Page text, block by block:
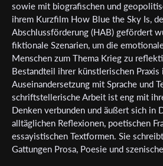
sowie mit biografischen und
ihrem Kurzfilm How Blue the Sky Is,
Abschlussförderung (HAB) gefördert
fiktionale Szenarien, um die
Menschen zum Thema Krieg zu
Bestandteil ihrer künstlerischen Praxis
Auseinandersetzung mit Sprache und
schriftstellerische Arbeit ist eng mit
Denken verbunden und äußert sich in
alltäglichen Reflexionen, poetischen
essayistischen Textformen. Sie
Gattungen Prosa, Poesie und